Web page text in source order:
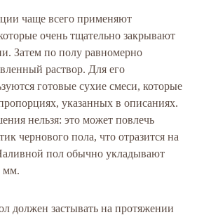
чаще всего применяют
очень тщательно закрывают
Затем по полу равномерно
раствор. Для его
готовые сухие смеси, которые
указанных в описаниях.
нельзя: это может повлечь
чернового пола, что отразится на
пол обычно укладывают
мм.
должен застывать на протяжении